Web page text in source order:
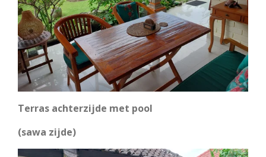
Terras achterzijde met pool
(sawa zijde)